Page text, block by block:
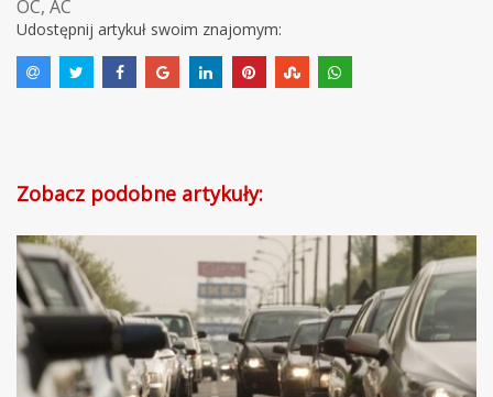
OC, AC
Udostępnij artykuł swoim znajomym:
Zobacz podobne artykuły: